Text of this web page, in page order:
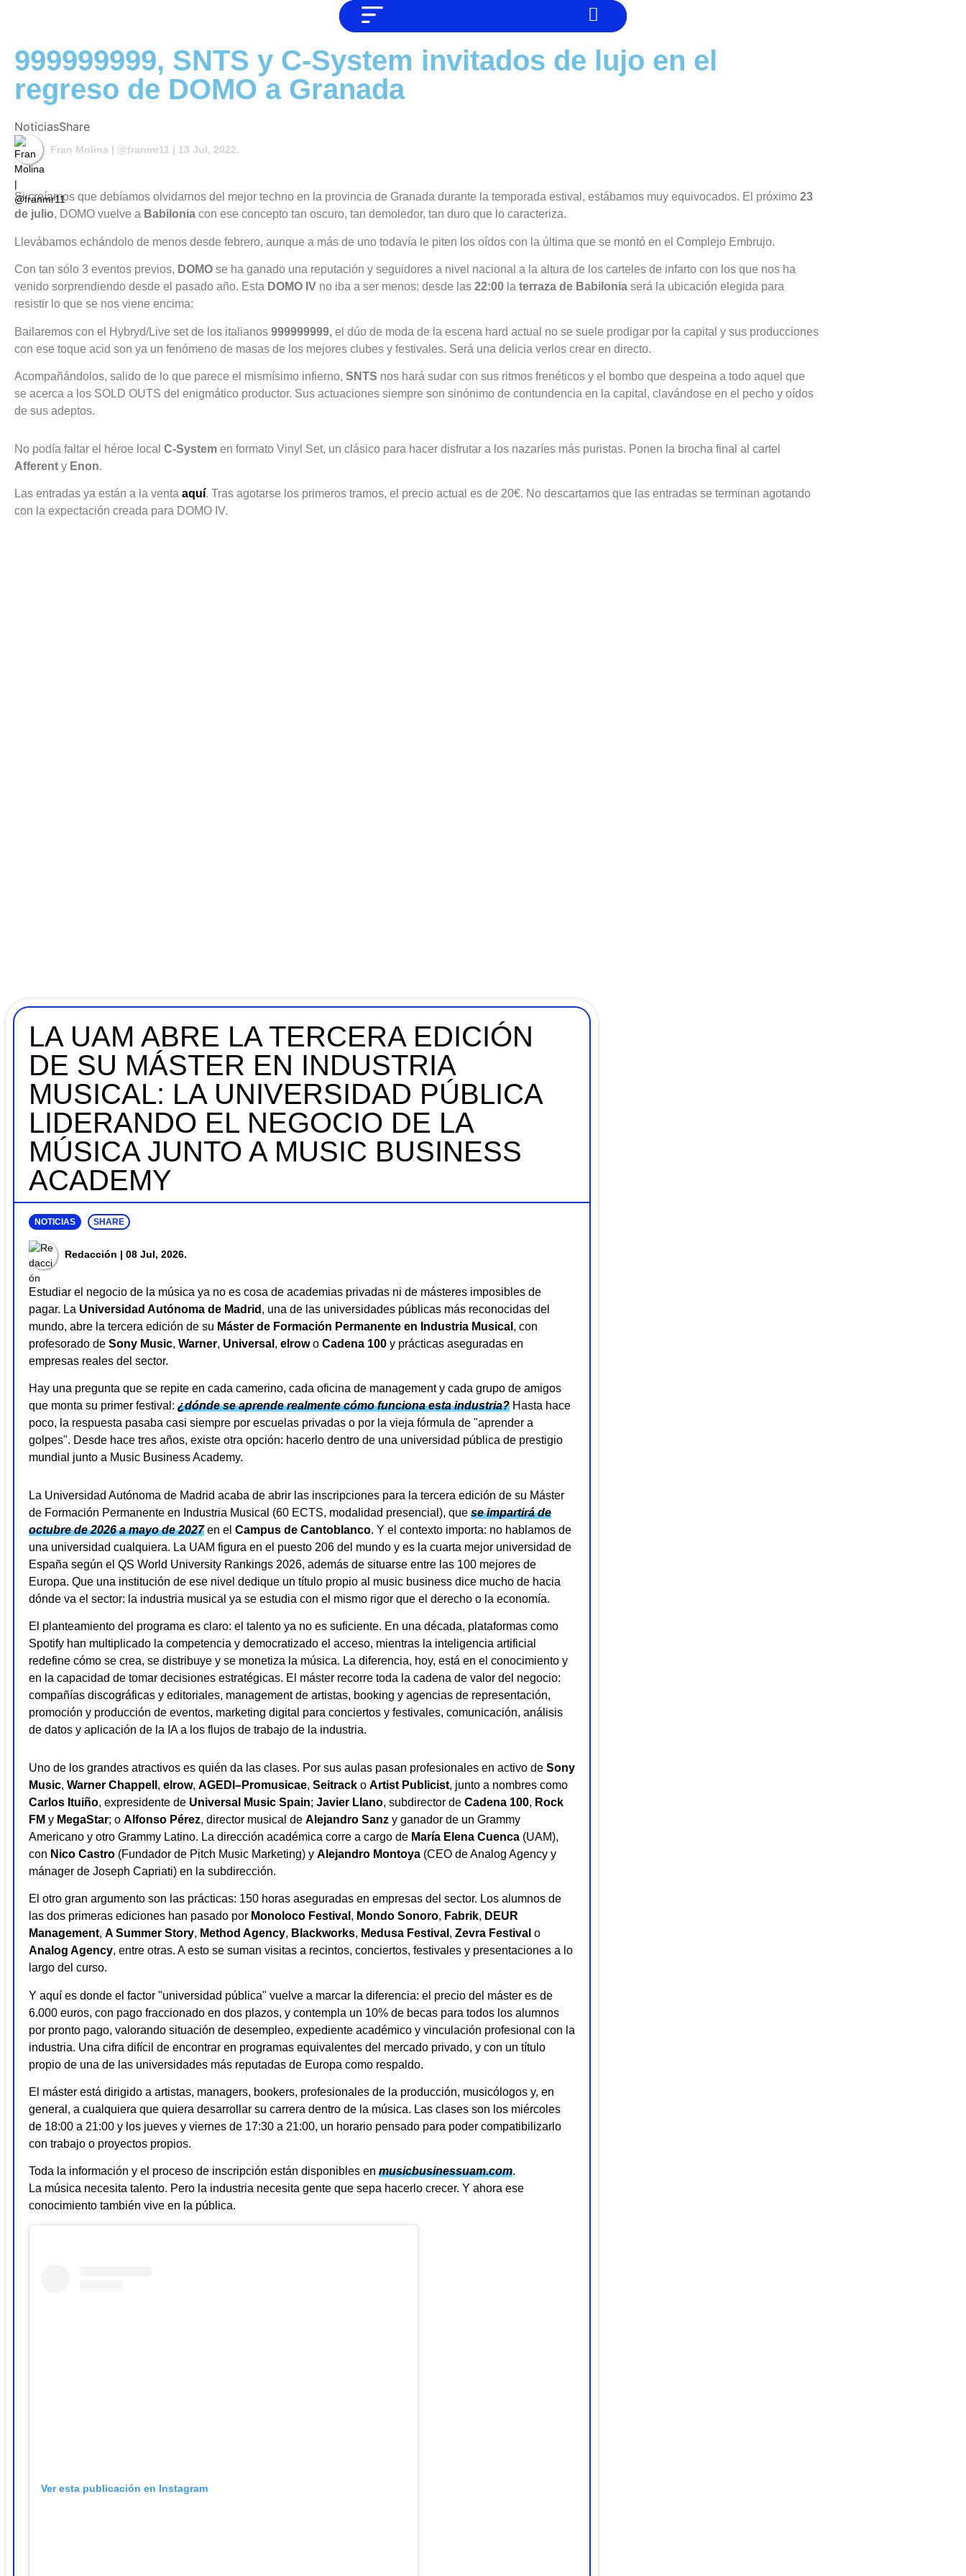
Noticias
Tendencias
Mix series
Barras Del Mes
Música
TAMBIÉN TE PODEMOS AYUDAR
999999999, SNTS y C-System invitados de lujo en el
regreso de DOMO a Granada
NoticiasShare
Fran Molina | @franmr11 | 13 Jul, 2022.
Si creíamos que debíamos olvidarnos del mejor techno en la provincia de Granada durante la temporada estival, estábamos muy equivocados. El próximo 23
de julio, DOMO vuelve a Babilonia con ese concepto tan oscuro, tan demoledor, tan duro que lo caracteriza.
Llevábamos echándolo de menos desde febrero, aunque a más de uno todavía le piten los oídos con la última que se montó en el Complejo Embrujo.
Con tan sólo 3 eventos previos, DOMO se ha ganado una reputación y seguidores a nivel nacional a la altura de los carteles de infarto con los que nos ha
venido sorprendiendo desde el pasado año. Esta DOMO IV no iba a ser menos; desde las 22:00 la terraza de Babilonia será la ubicación elegida para
resistir lo que se nos viene encima:
Bailaremos con el Hybryd/Live set de los italianos 999999999, el dúo de moda de la escena hard actual no se suele prodigar por la capital y sus producciones
con ese toque acid son ya un fenómeno de masas de los mejores clubes y festivales. Será una delicia verlos crear en directo.
Acompañándolos, salido de lo que parece el mismísimo infierno, SNTS nos hará sudar con sus ritmos frenéticos y el bombo que despeina a todo aquel que
se acerca a los SOLD OUTS del enigmático productor. Sus actuaciones siempre son sinónimo de contundencia en la capital, clavándose en el pecho y oídos
de sus adeptos.
No podía faltar el héroe local C-System en formato Vinyl Set, un clásico para hacer disfrutar a los nazaríes más puristas. Ponen la brocha final al cartel
Afferent y Enon.
Las entradas ya están a la venta aquí. Tras agotarse los primeros tramos, el precio actual es de 20€. No descartamos que las entradas se terminan agotando
con la expectación creada para DOMO IV.
LA UAM ABRE LA TERCERA EDICIÓN
DE SU MÁSTER EN INDUSTRIA
MUSICAL: LA UNIVERSIDAD PÚBLICA
LIDERANDO EL NEGOCIO DE LA
MÚSICA JUNTO A MUSIC BUSINESS
ACADEMY
NOTICIAS SHARE
Redacción | 08 Jul, 2026.
Estudiar el negocio de la música ya no es cosa de academias privadas ni de másteres imposibles de
pagar. La Universidad Autónoma de Madrid , una de las universidades públicas más reconocidas del
mundo, abre la tercera edición de su Máster de Formación Permanente en Industria Musical , con
profesorado de Sony Music, Warner, Universal , elrowo Cadena 100 y prácticas aseguradas en
empresas reales del sector.
Hay una pregunta que se repite en cada camerino, cada oficina de management y cada grupo de amigos
que monta su primer festival: ¿dónde se aprende realmente cómo funciona esta industria? Hasta hace
poco, la respuesta pasaba casi siempre por escuelas privadas o por la vieja fórmula de "aprender a
golpes". Desde hace tres años, existe otra opción: hacerlo dentro de una universidad pública de prestigio
mundial junto a Music Business Academy.
La Universidad Autónoma de Madrid acaba de abrir las inscripciones para la tercera edición de su Máster
de Formación Permanente en Industria Musical (60 ECTS, modalidad presencial), que se impartirá de
octubre de 2026 a mayo de 2027en el Campus de Cantoblanco. Y el contexto importa: no hablamos de
una universidad cualquiera. La UAM figura en el puesto 206 del mundo y es la cuarta mejor universidad de
España según el QS World University Rankings 2026, además de situarse entre las 100 mejores de
Europa. Que una institución de ese nivel dedique un título propio al music business dice mucho de hacia
dónde va el sector: la industria musical ya se estudia con el mismo rigor que el derecho o la economía.
El planteamiento del programa es claro: el talento ya no es suficiente. En una década, plataformas como
Spotify han multiplicado la competencia y democratizado el acceso, mientras la inteligencia artificial
redefine cómo se crea, se distribuye y se monetiza la música. La diferencia, hoy, está en el conocimiento y
en la capacidad de tomar decisiones estratégicas. El máster recorre toda la cadena de valor del negocio:
compañías discográficas y editoriales, management de artistas, booking y agencias de representación,
promoción y producción de eventos, marketing digital para conciertos y festivales, comunicación, análisis
de datos y aplicación de la IA a los flujos de trabajo de la industria.
Uno de los grandes atractivos es quién da las clases. Por sus aulas pasan profesionales en activo de Sony
Music, Warner Chappell , elrow, AGEDI–Promusicae, Seitrack o Artist Publicist, junto a nombres como
Carlos Ituiño, expresidente de Universal Music Spain; Javier Llano, subdirector de Cadena 100, Rock
FM y MegaStar; o Alfonso Pérez, director musical de Alejandro Sanz y ganador de un Grammy
Americano y otro Grammy Latino. La dirección académica corre a cargo de María Elena Cuenca (UAM),
con Nico Castro (Fundador de Pitch Music Marketing) y Alejandro Montoya (CEO de Analog Agency y
mánager de Joseph Capriati) en la subdirección.
El otro gran argumento son las prácticas: 150 horas aseguradas en empresas del sector. Los alumnos de
las dos primeras ediciones han pasado por Monoloco Festival , Mondo Sonoro, Fabrik, DEUR
Management, A Summer Story, Method Agency, Blackworks, Medusa Festival , Zevra Festival o
Analog Agency, entre otras. A esto se suman visitas a recintos, conciertos, festivales y presentaciones a lo
largo del curso.
Y aquí es donde el factor "universidad pública" vuelve a marcar la diferencia: el precio del máster es de
6.000 euros, con pago fraccionado en dos plazos, y contempla un 10% de becas para todos los alumnos
por pronto pago, valorando situación de desempleo, expediente académico y vinculación profesional con la
industria. Una cifra difícil de encontrar en programas equivalentes del mercado privado, y con un título
propio de una de las universidades más reputadas de Europa como respaldo.
El máster está dirigido a artistas, managers, bookers, profesionales de la producción, musicólogos y, en
general, a cualquiera que quiera desarrollar su carrera dentro de la música. Las clases son los miércoles
de 18:00 a 21:00 y los jueves y viernes de 17:30 a 21:00, un horario pensado para poder compatibilizarlo
con trabajo o proyectos propios.
Toda la información y el proceso de inscripción están disponibles en musicbusinessuam.com.
La música necesita talento. Pero la industria necesita gente que sepa hacerlo crecer. Y ahora ese
conocimiento también vive en la pública.
Ver esta publicación en Instagram